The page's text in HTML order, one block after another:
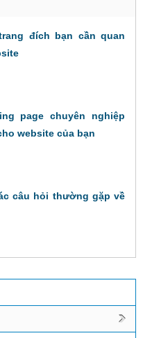
đích bạn cần quan
page chuyên nghiệp
website của bạn
câu hỏi thường gặp về